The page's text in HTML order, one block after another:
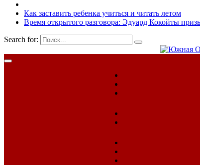
Как заставить ребенка учиться и читать летом
Время открытого разговора: Эдуард Кокойты
Search for: